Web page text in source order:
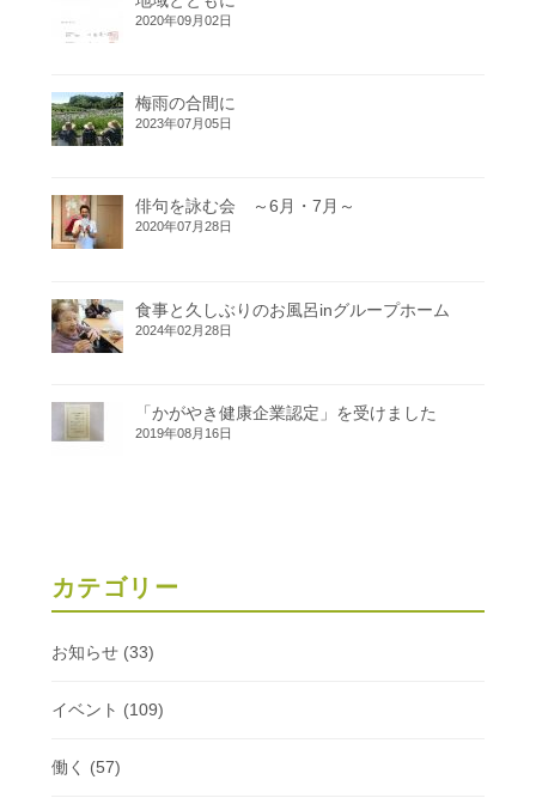
2020年09月02日
梅雨の合間に
2023年07月05日
俳句を詠む会 ～6月・7月～
2020年07月28日
食事と久しぶりのお風呂inグループホーム
2024年02月28日
「かがやき健康企業認定」を受けました
2019年08月16日
カテゴリー
お知らせ(33)
イベント (109)
働く (57)